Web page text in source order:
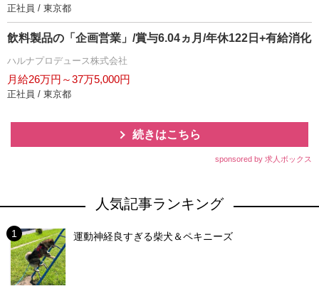
正社員 / 東京都
飲料製品の「企画営業」/賞与6.04ヵ月/年休122日+有給消化
ハルナプロデュース株式会社
月給26万円～37万5,000円
正社員 / 東京都
続きはこちら
sponsored by 求人ボックス
人気記事ランキング
運動神経良すぎる柴犬＆ペキニーズ